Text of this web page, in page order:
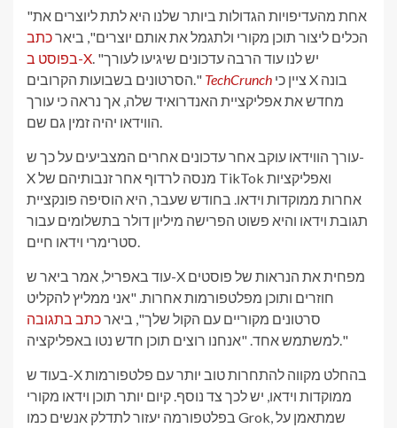
"אחת מהעדיפויות הגדולות ביותר שלנו היא לתת ליוצרים את
הכלים ליצור תוכן מקורי ולתגמל את אותם יוצרים", ביארכתב
בפוסט ב-X. "יש לנו עוד הרבה עדכונים שיגיעו לעורך
הסרטונים בשבועות הקרובים." TechCrunch
מחדש את אפליקציית האנדרואיד שלה, אך נראה כי עורך
הווידאו יהיה זמין גם שם.
עורך הווידאו עוקב אחר עדכונים אחרים המצביעים על כך ש-
X מנסה לרדוף אחר זנבותיהם של TikTok ואפליקציות
אחרות ממוקדות וידאו. בחודש שעבר, היא הוסיפה פונקציית
תגובת וידאו והיא פשוט הפרישה מיליון דולר בתשלומים עבור
סטרימרי וידאו חיים.
עוד באפריל, אמר ביאר ש-X מפחית את הנראות של פוסטים
חוזרים ותוכן מפלטפורמות אחרות. "אני ממליץ להקליט
סרטונים מקוריים עם הקול שלך", ביארכתב בתגובה
למשתמש אחד. "אנחנו רוצים תוכן חדש נטו באפליקציה."
בעוד ש-X בהחלט מקווה להתחרות טוב יותר עם פלטפורמות
ממוקדות וידאו, יש לכך צד נוסף. קיום יותר תוכן וידאו מקורי
בפלטפורמה יעזור לתדלק אנשים כמו Grok, שמתאמן על